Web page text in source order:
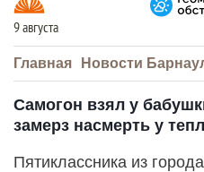
9 августа
Главная Новости
Самогон взял у
замерз насмерть у
Пятиклассника из